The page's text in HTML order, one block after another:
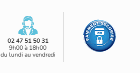
02 47 51 50 31
9h00 à 18h00
du lundi au vendredi